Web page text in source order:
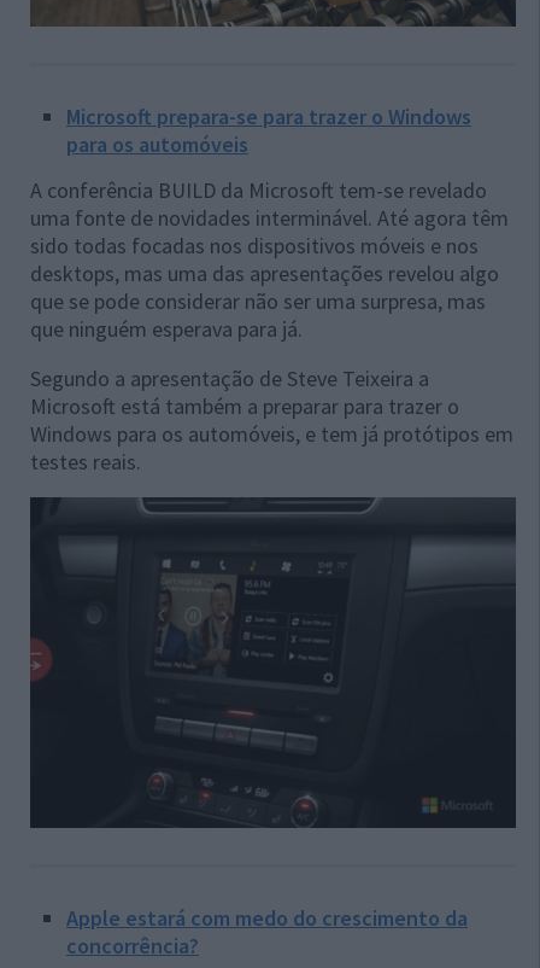
Microsoft prepara-se para trazer o Windows
para os automóveis
A conferência BUILD da Microsoft tem-se revelado
uma fonte de novidades interminável. Até agora têm
sido todas focadas nos dispositivos móveis e nos
desktops, mas uma das apresentações revelou algo
que se pode considerar não ser uma surpresa, mas
que ninguém esperava para já.
Segundo a apresentação de Steve Teixeira a
Microsoft está também a preparar para trazer o
Windows para os automóveis, e tem já protótipos em
testes reais.
Apple estará com medo do crescimento da
concorrência?